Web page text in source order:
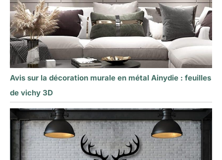
Avis sur la décoration murale en métal Ainydie : feuilles
de vichy 3D